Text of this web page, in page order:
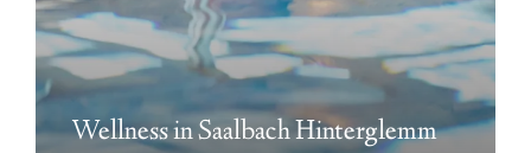
Wellness in Saalbach Hinterglemm